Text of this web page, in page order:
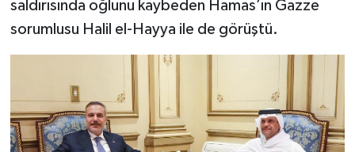
saldırısında oğlunu kaybeden Hamas’ın Gazze
sorumlusu Halil el-Hayya ile de görüştü.